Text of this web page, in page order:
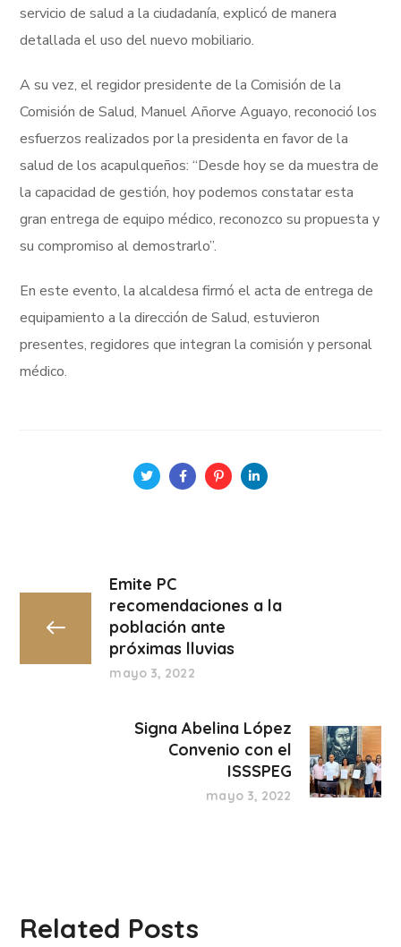
servicio de salud a la ciudadanía, explicó de manera
detallada el uso del nuevo mobiliario.
A su vez, el regidor presidente de la Comisión de la
Comisión de Salud, Manuel Añorve Aguayo, reconoció los
esfuerzos realizados por la presidenta en favor de la
salud de los acapulqueños: “Desde hoy se da muestra de
la capacidad de gestión, hoy podemos constatar esta
gran entrega de equipo médico, reconozco su propuesta y
su compromiso al demostrarlo”.
En este evento, la alcaldesa firmó el acta de entrega de
equipamiento a la dirección de Salud, estuvieron
presentes, regidores que integran la comisión y personal
médico.
Emite PC
recomendaciones a la
población ante
próximas lluvias
mayo 3, 2022
Signa Abelina López
Convenio con el
ISSSPEG
mayo 3, 2022
Related Posts